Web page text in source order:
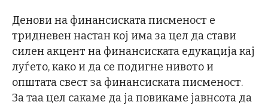
Денови на финансиската писменост е
тридневен настан кој има за цел да стави
силен акцент на финансиската едукација кај
луѓето, како и да се подигне нивото и
општата свест за финансиската писменост.
За таа цел сакаме да ја повикаме јавнсота да